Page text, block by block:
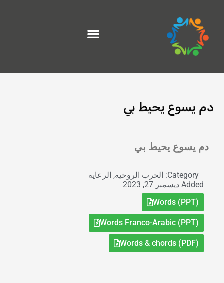
المحتوى
دم يسوع يحيط بي
دم يسوع يحيط بي
Category: الحرب الروحيه, الرعايه
Added ديسمبر 27, 2023
Words (PPT)
Words Franco-Arabic (PPT)
Words & chords (PDF)